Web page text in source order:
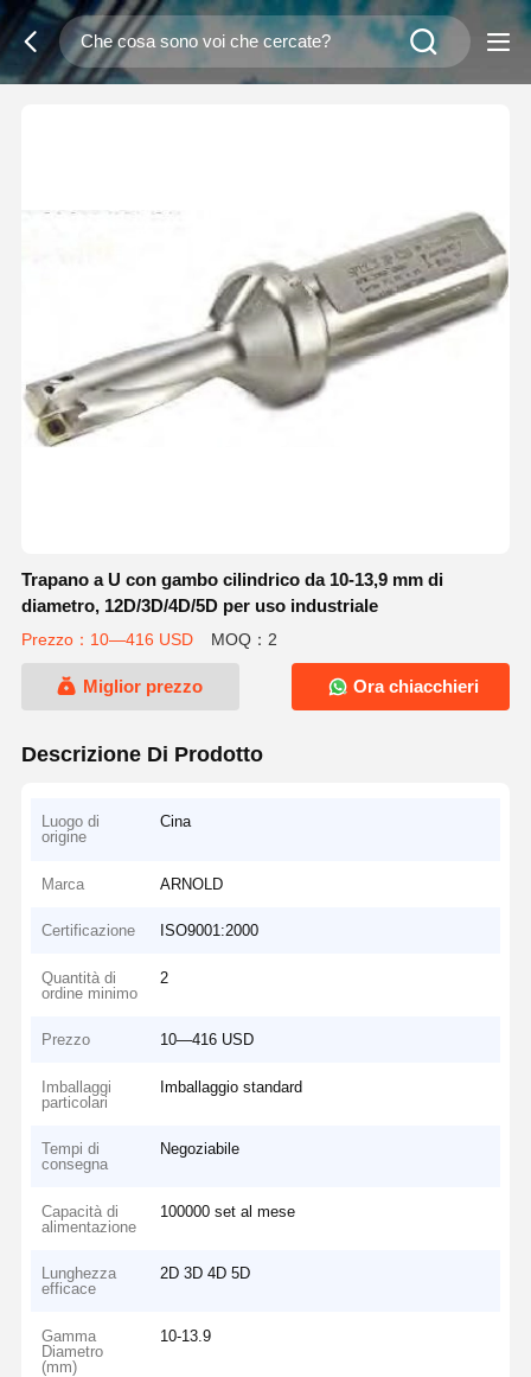
Trapano a U con gambo cilindrico da 10-13,9 mm di
diametro, 12D/3D/4D/5D per uso industriale
Prezzo：10—416 USD MOQ：2
Miglior prezzo Ora chiacchieri
Descrizione Di Prodotto
Luogo di
origine
Cina
Marca ARNOLD
Certificazione ISO9001:2000
Quantità di
ordine minimo
2
Prezzo 10—416 USD
Imballaggi
particolari
Imballaggio standard
Tempi di
consegna
Negoziabile
Capacità di
alimentazione
100000 set al mese
Lunghezza
efficace
2D 3D 4D 5D
Gamma
Diametro
(mm)
10-13.9